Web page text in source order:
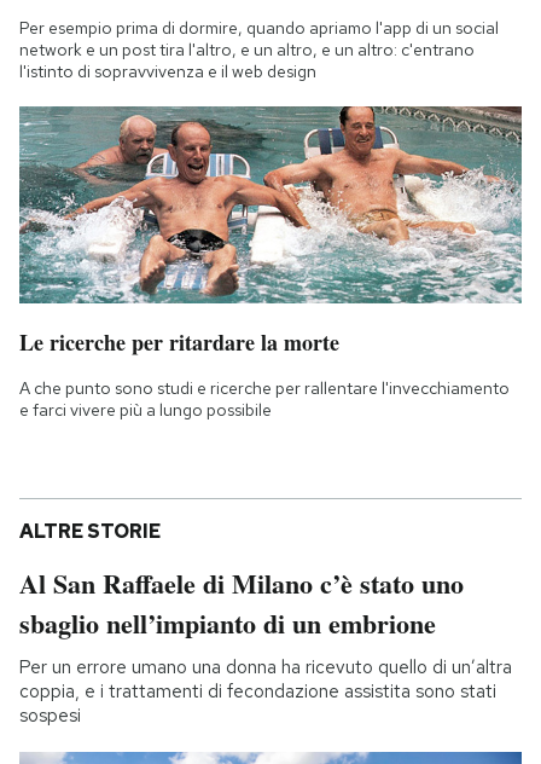
Per esempio prima di dormire, quando apriamo l'app di un social
network e un post tira l'altro, e un altro, e un altro: c'entrano
l'istinto di sopravvivenza e il web design
Le ricerche per ritardare la morte
A che punto sono studi e ricerche per rallentare l'invecchiamento
e farci vivere più a lungo possibile
ALTRE STORIE
Al San Raffaele di Milano c’è stato uno
sbaglio nell’impianto di un embrione
Per un errore umano una donna ha ricevuto quello di un’altra
coppia, e i trattamenti di fecondazione assistita sono stati
sospesi